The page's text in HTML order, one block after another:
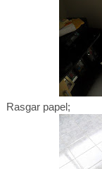
Rasgar papel;